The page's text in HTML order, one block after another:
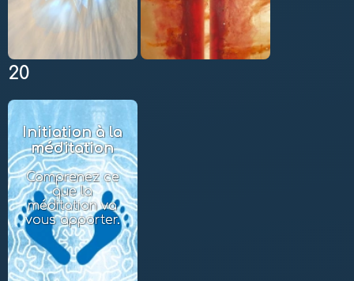
20
Initiation à la
méditation
Comprenez ce
que la
méditation va
vous apporter.